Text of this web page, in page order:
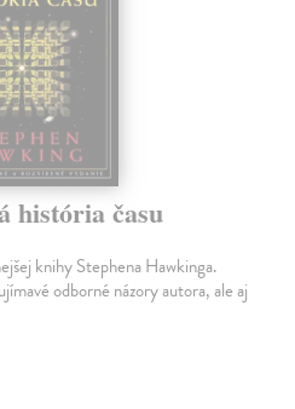
história času
knihy Stephena Hawkinga.
odborné názory autora, ale aj